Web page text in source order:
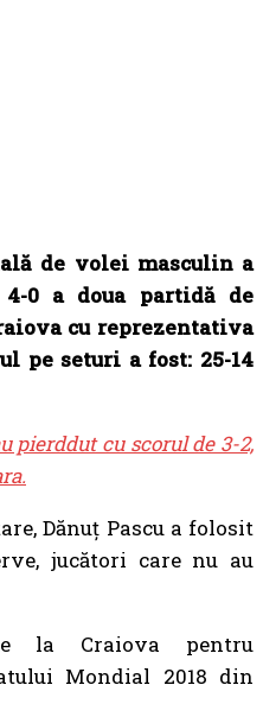
de volei masculin a
0 a doua partidă de
cu reprezentativa
pe seturi a fost: 25-14
pierddut cu scorul de 3-2,
Dănuț Pascu a folosit
jucători care nu au
la Craiova pentru
Mondial 2018 din